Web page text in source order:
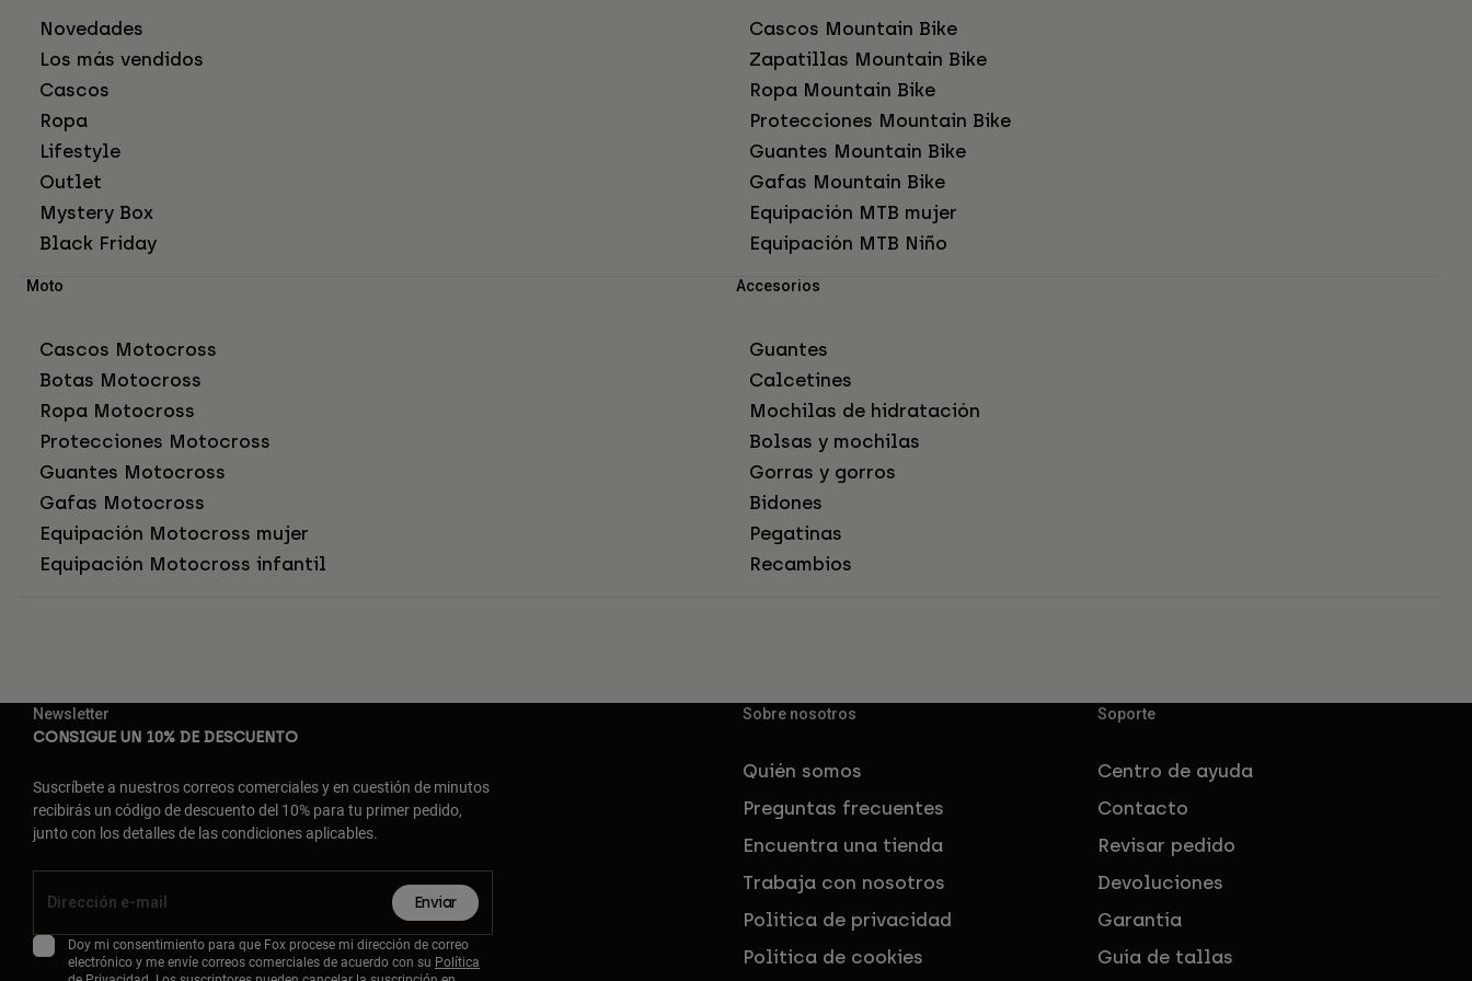
Novedades
Los más vendidos
Cascos
Ropa
Lifestyle
Outlet
Mystery Box
Black Friday
Cascos Mountain Bike
Zapatillas Mountain Bike
Ropa Mountain Bike
Protecciones Mountain Bike
Guantes Mountain Bike
Gafas Mountain Bike
Equipación MTB mujer
Equipación MTB Niño
Moto
Cascos Motocross
Botas Motocross
Ropa Motocross
Protecciones Motocross
Guantes Motocross
Gafas Motocross
Equipación Motocross mujer
Equipación Motocross infantil
Accesorios
Guantes
Calcetines
Mochilas de hidratación
Bolsas y mochilas
Gorras y gorros
Bidones
Pegatinas
Recambios
Newsletter
CONSIGUE UN 10% DE DESCUENTO
Suscríbete a nuestros correos comerciales y en cuestión de minutos
recibirás un código de descuento del 10% para tu primer pedido,
junto con los detalles de las condiciones aplicables.
Enviar
Doy mi consentimiento para que Fox procese mi dirección de correo
electrónico y me envíe correos comerciales de acuerdo con su Política
Sobre nosotros
Quién somos
Preguntas frecuentes
Encuentra una tienda
Trabaja con nosotros
Política de privacidad
Política de cookies
Soporte
Centro de ayuda
Contacto
Revisar pedido
Devoluciones
Garantía
Guía de tallas